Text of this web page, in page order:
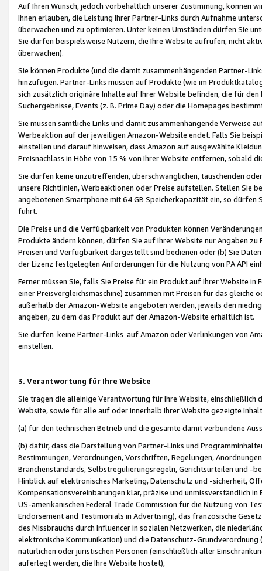
Auf Ihren Wunsch, jedoch vorbehaltlich unserer Zustimmung, können
Ihnen erlauben, die Leistung Ihrer Partner-Links durch Aufnahme
überwachen und zu optimieren. Unter keinen Umständen dürfen Sie
Sie dürfen beispielsweise Nutzern, die Ihre Website aufrufen, nicht
überwachen).
Sie können Produkte (und die damit zusammenhängenden Partner-
hinzufügen. Partner-Links müssen auf Produkte (wie im
sich zusätzlich originäre Inhalte auf Ihrer Website befinden, die für
Suchergebnisse, Events (z. B. Prime Day) oder die Homepages
Sie müssen sämtliche Links und damit zusammenhängende
Werbeaktion auf der jeweiligen Amazon-Website endet. Falls Sie
einstellen und darauf hinweisen, dass Amazon auf ausgewählte
Preisnachlass in Höhe von 15 % von Ihrer Website entfernen, sobald
Sie dürfen keine unzutreffenden, überschwänglichen, täuschenden
unsere Richtlinien, Werbeaktionen oder Preise aufstellen. Stellen Sie
angebotenen Smartphone mit 64 GB Speicherkapazität ein, so dürfen
führt.
Die Preise und die Verfügbarkeit von Produkten können
Produkte ändern können, dürfen Sie auf Ihrer Website nur Angaben
Preisen und Verfügbarkeit dargestellt sind bedienen oder (b) Sie
der Lizenz festgelegten Anforderungen für die Nutzung von PA API
Ferner müssen Sie, falls Sie Preise für ein Produkt auf Ihrer Website
einer Preisvergleichsmaschine) zusammen mit Preisen für das
außerhalb der Amazon-Website angeboten werden, jeweils den
angeben, zu dem das Produkt auf der Amazon-Website erhältlich ist.
Sie dürfen keine Partner-Links auf Amazon oder Verlinkungen von
einstellen.
3. Verantwortung für Ihre Website
Sie tragen die alleinige Verantwortung für Ihre Website,
Website, sowie für alle auf oder innerhalb Ihrer Website gezeigte
(a) für den technischen Betrieb und die gesamte damit verbundene
(b) dafür, dass die Darstellung von Partner-Links und
Bestimmungen, Verordnungen, Vorschriften, Regelungen,
Branchenstandards, Selbstregulierungsregeln, Gerichtsurteilen und -
Hinblick auf elektronisches Marketing, Datenschutz und -sicherheit,
Kompensationsvereinbarungen klar, präzise und unmissverständlich
US-amerikanischen Federal Trade Commission für die Nutzung von
Endorsement and Testimonials in Advertising), das französische
des Missbrauchs durch Influencer in sozialen Netzwerken, die
elektronische Kommunikation) und die Datenschutz-
natürlichen oder juristischen Personen (einschließlich aller
auferlegt werden, die Ihre Website hostet),